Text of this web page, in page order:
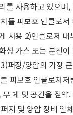
를 사용하고 있으며,
를 피보호 인클로저
사용 2)인클로저 내
성 가스 또는 분진
퍼징/양압의 가장
피보호 인클로저처
게 및 공간을 절약
지 및 양압 장비 일